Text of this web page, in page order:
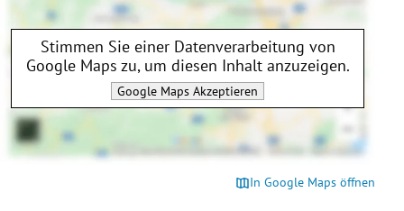
In Google Maps öffnen
Stimmen Sie einer Datenverarbeitung von
Google Maps zu, um diesen Inhalt anzuzeigen.
Google Maps Akzeptieren